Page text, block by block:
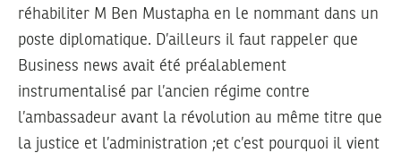
réhabiliter M Ben Mustapha en le nommant dans un
poste diplomatique. D’ailleurs il faut rappeler que
Business news avait été préalablement
instrumentalisé par l’ancien régime contre
l’ambassadeur avant la révolution au même titre que
la justice et l’administration ;et c’est pourquoi il vient